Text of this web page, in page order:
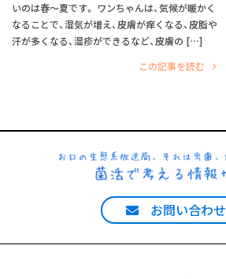
いのは春～夏です。 ワンちゃんは、気候が暖かく
なることで、湿気が増え、皮膚が痒くなる、皮脂や
汗が多くなる、湿疹ができるなど、皮膚の […]
この記事を読む
お問い合わせ